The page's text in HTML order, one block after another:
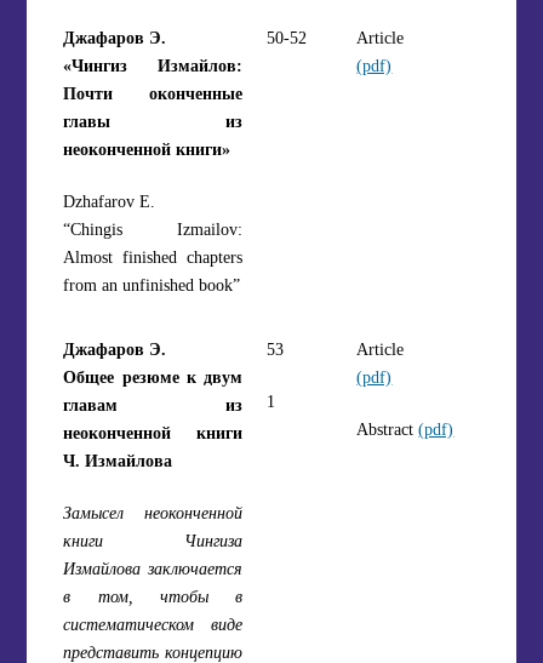
Джафаров Э.
«Чингиз Измайлов:
Почти оконченные
главы из
неоконченной книги»
Dzhafarov E.
“Chingis Izmailov:
Almost finished chapters
from an unfinished book”
50-52
Article
(pdf)
Джафаров Э.
Общее резюме к двум
главам из
неоконченной книги
Ч. Измайлова
Замысел неоконченной
книги Чингиза
Измайлова заключается
в том, чтобы в
систематическом виде
представить концепцию
53
1
Article
(pdf)
Abstract(pdf)